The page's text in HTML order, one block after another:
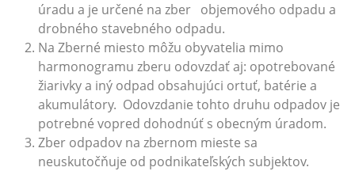
úradu a je určené na zber objemového odpadu a
drobného stavebného odpadu.
Na Zberné miesto môžu obyvatelia mimo
harmonogramu zberu odovzdať aj: opotrebované
žiarivky a iný odpad obsahujúci ortuť, batérie a
akumulátory. Odovzdanie tohto druhu odpadov je
potrebné vopred dohodnúť s obecným úradom.
Zber odpadov na zbernom mieste sa
neuskutočňuje od podnikateľských subjektov.